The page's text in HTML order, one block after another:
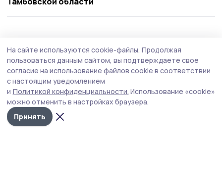
На сайте используются cookie-файлы. Продолжая
пользоваться данным сайтом, вы подтверждаете свое
согласие на использование файлов cookie в соответствии
с настоящим уведомлением
и Политикой конфиденциальности. Использование «cookie»
можно отменить в настройках браузера.
Принять